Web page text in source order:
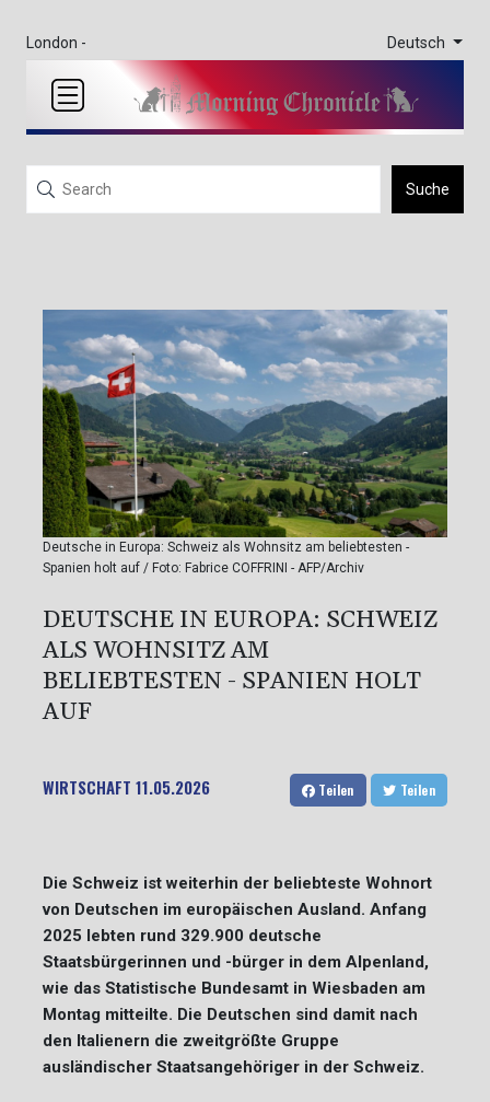
London - Deutsch
Suche
Deutsche in Europa: Schweiz als Wohnsitz am beliebtesten -
Spanien holt auf / Foto: Fabrice COFFRINI - AFP/Archiv
DEUTSCHE IN EUROPA: SCHWEIZ
ALS WOHNSITZ AM
BELIEBTESTEN - SPANIEN HOLT
AUF
WIRTSCHAFT 11.05.2026 Teilen Teilen
Die Schweiz ist weiterhin der beliebteste Wohnort
von Deutschen im europäischen Ausland. Anfang
2025 lebten rund 329.900 deutsche
Staatsbürgerinnen und -bürger in dem Alpenland,
wie das Statistische Bundesamt in Wiesbaden am
Montag mitteilte. Die Deutschen sind damit nach
den Italienern die zweitgrößte Gruppe
ausländischer Staatsangehöriger in der Schweiz.